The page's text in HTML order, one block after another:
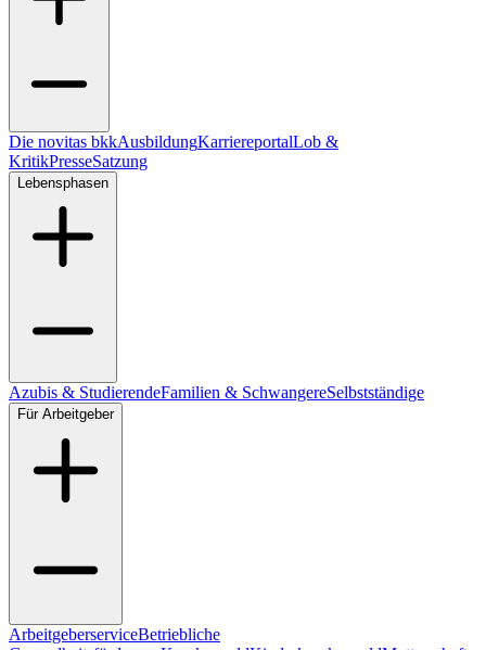
Die novitas bkkAusbildungKarriereportalLob &
KritikPresseSatzung
Lebensphasen
Azubis & StudierendeFamilien & SchwangereSelbstständige
Für Arbeitgeber
ArbeitgeberserviceBetriebliche